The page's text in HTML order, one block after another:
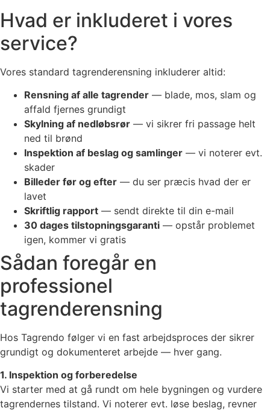
Hvad er inkluderet i vores
service?
Vores standard tagrenderensning inkluderer altid:
Rensning af alle tagrender — blade, mos, slam og
affald fjernes grundigt
Skylning af nedløbsrør — vi sikrer fri passage helt
ned til brønd
Inspektion af beslag og samlinger — vi noterer evt.
skader
Billeder før og efter — du ser præcis hvad der er
lavet
Skriftlig rapport — sendt direkte til din e-mail
30 dages tilstopningsgaranti — opstår problemet
igen, kommer vi gratis
Sådan foregår en
professionel
tagrenderensning
Hos Tagrendo følger vi en fast arbejdsproces der sikrer
grundigt og dokumenteret arbejde — hver gang.
1. Inspektion og forberedelse
Vi starter med at gå rundt om hele bygningen og vurdere
tagrendernes tilstand. Vi noterer evt. løse beslag, revner